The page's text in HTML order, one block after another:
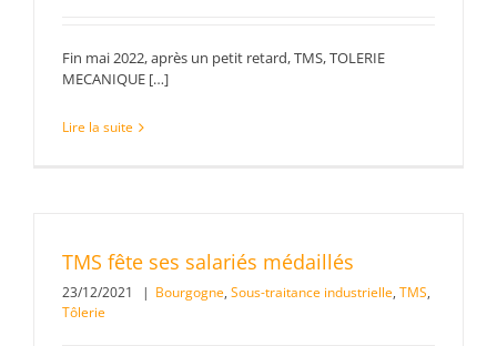
Fin mai 2022, après un petit retard, TMS, TOLERIE
MECANIQUE […]
Lire la suite
TMS fête ses salariés médaillés
23/12/2021 | Bourgogne, Sous-traitance industrielle, TMS,
Tôlerie